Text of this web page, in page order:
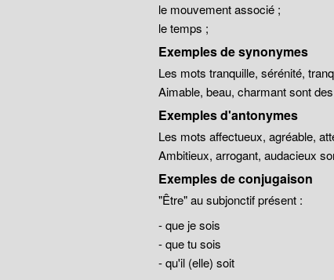
le mouvement associé ;
le temps ;
Exemples de synonymes
Les mots tranquille, sérénité,
Aimable, beau, charmant sont
Exemples d'antonymes
Les mots affectueux, agréable,
Ambitieux, arrogant, audacieux
Exemples de conjugaison
"Être" au subjonctif présent :
- que je sois
- que tu sois
- qu'il (elle) soit